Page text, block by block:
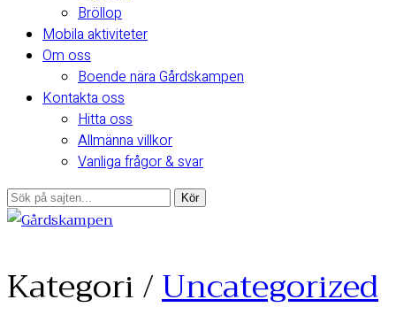
Bröllop
Mobila aktiviteter
Om oss
Boende nära Gårdskampen
Kontakta oss
Hitta oss
Allmänna villkor
Vanliga frågor & svar
Kategori /Uncategorized